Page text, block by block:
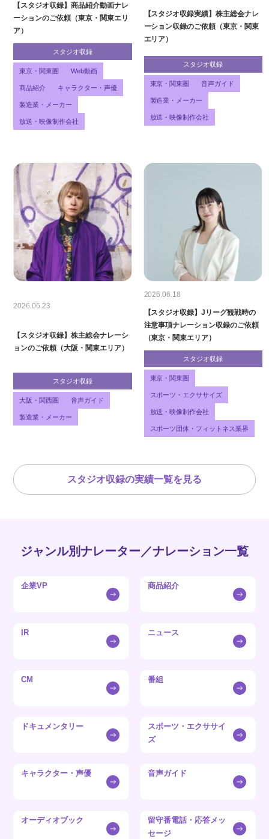
【スタジオ収録】商品紹介動画ナレ
ーションのご依頼（東京・関東エリ
ア）
スタジオ収録
東京・関東圏 Web動画
商品紹介 キャラクター・声優
製造業・メーカー
放送・映像制作会社
【スタジオ収録実績】株主総会ナレ
ーション収録のご依頼（東京・関東
エリア）
スタジオ収録
東京・関東圏 音声ガイド
製造業・メーカー
放送・映像制作会社
2026.06.23
【スタジオ収録】株主総会ナレーシ
ョンのご依頼（大阪・関東エリア）
スタジオ収録
大阪・関西圏 音声ガイド
製造業・メーカー
2026.06.18
【スタジオ収録】Jリーグ観戦時の
注意事項ナレーション収録のご依頼
（東京・関東エリア）
スタジオ収録
東京・関東圏
スポーツ・エクササイズ
放送・映像制作会社
スポーツ団体・フィットネス業界
スタジオ収録の実績一覧を見る
ジャンル別ナレーター／ナレーション一覧
企業VP 商品紹介
IR ニュース
CM 番組
ドキュメンタリー
スポーツ・エクササイ
ズ
キャラクター・声優 音声ガイド
オーディオブック
留守番電話・応答メッ
セージ